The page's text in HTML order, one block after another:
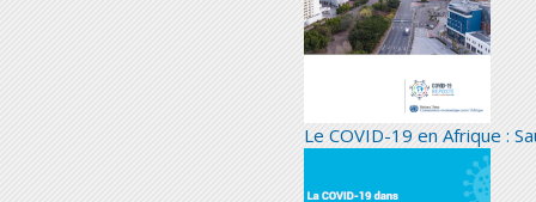
Le COVID-19 en Afrique :